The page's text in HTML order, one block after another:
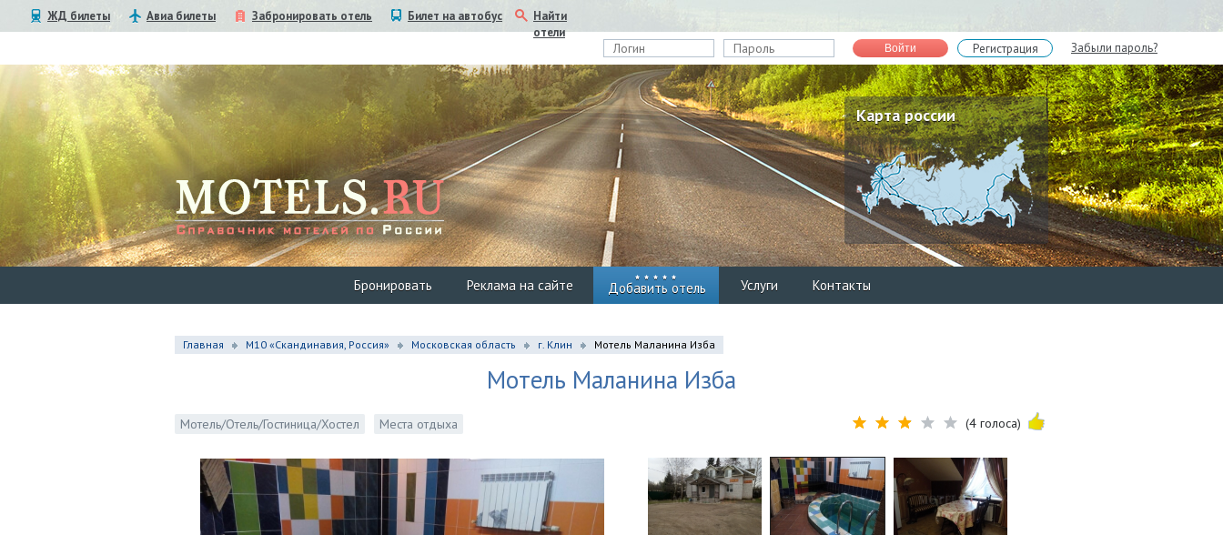
ЖД билеты Авиа билеты Забронировать отель Билет на автобус
Найти
отели
Войти Регистрация Забыли пароль?
Карта россии
Бронировать Реклама на сайте Добавить отель Услуги Контакты
Главная М10 «Скандинавия, Россия» Московская область г. Клин Мотель Маланина Изба
Мотель Маланина Изба
Мотель/Отель/Гостиница/Хостел Места отдыха (4 голоса)